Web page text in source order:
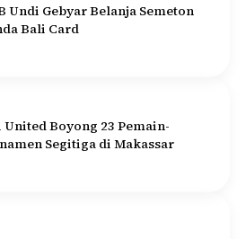
Undi Gebyar Belanja Semeton
Bali Card
United Boyong 23 Pemain-
Segitiga di Makassar